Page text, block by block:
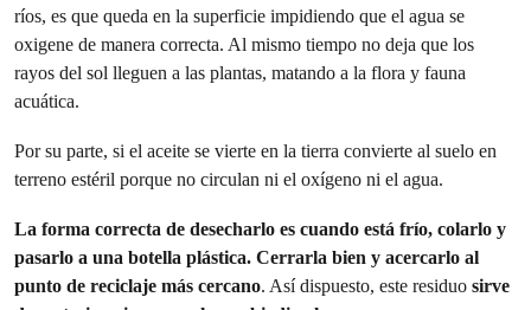
ríos, es que queda en la superficie impidiendo que el agua se
oxigene de manera correcta. Al mismo tiempo no deja que los
rayos del sol lleguen a las plantas, matando a la flora y fauna
acuática.
Por su parte, si el aceite se vierte en la tierra convierte al suelo en
terreno estéril porque no circulan ni el oxígeno ni el agua.
La forma correcta de desecharlo es cuando está frío, colarlo y
pasarlo a una botella plástica. Cerrarla bien y acercarlo al
punto de reciclaje más cercano. Así dispuesto, este residuo sirve